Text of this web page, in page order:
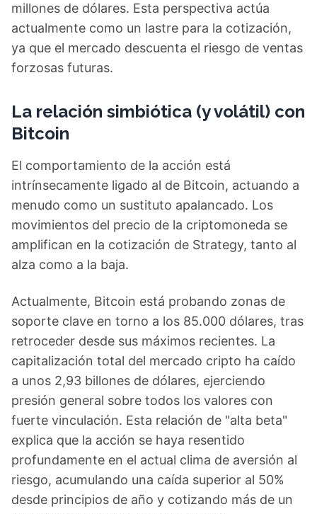
millones de dólares. Esta perspectiva actúa
actualmente como un lastre para la cotización,
ya que el mercado descuenta el riesgo de ventas
forzosas futuras.
La relación simbiótica (y volátil) con
Bitcoin
El comportamiento de la acción está
intrínsecamente ligado al de Bitcoin, actuando a
menudo como un sustituto apalancado. Los
movimientos del precio de la criptomoneda se
amplifican en la cotización de Strategy, tanto al
alza como a la baja.
Actualmente, Bitcoin está probando zonas de
soporte clave en torno a los 85.000 dólares, tras
retroceder desde sus máximos recientes. La
capitalización total del mercado cripto ha caído
a unos 2,93 billones de dólares, ejerciendo
presión general sobre todos los valores con
fuerte vinculación. Esta relación de "alta beta"
explica que la acción se haya resentido
profundamente en el actual clima de aversión al
riesgo, acumulando una caída superior al 50%
desde principios de año y cotizando más de un